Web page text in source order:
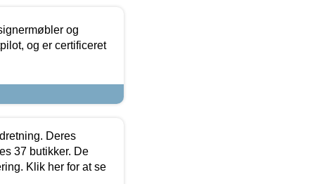
og
og er certificeret
Deres
37 butikker. De
Klik her for at se